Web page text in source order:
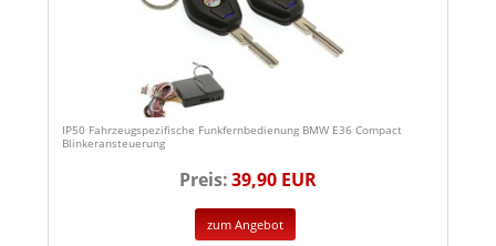
IP50 Fahrzeugspezifische Funkfernbedienung BMW E36 Compact
Blinkeransteuerung
Preis:39,90 EUR
zum Angebot